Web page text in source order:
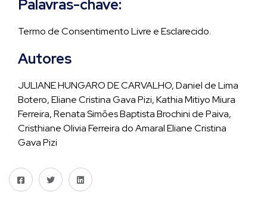
Palavras-chave:
Termo de Consentimento Livre e Esclarecido.
Autores
JULIANE HUNGARO DE CARVALHO, Daniel de Lima
Botero, Eliane Cristina Gava Pizi, Kathia Mitiyo Miura
Ferreira, Renata Simões Baptista Brochini de Paiva,
Cristhiane Olivia Ferreira do Amaral Eliane Cristina
Gava Pizi